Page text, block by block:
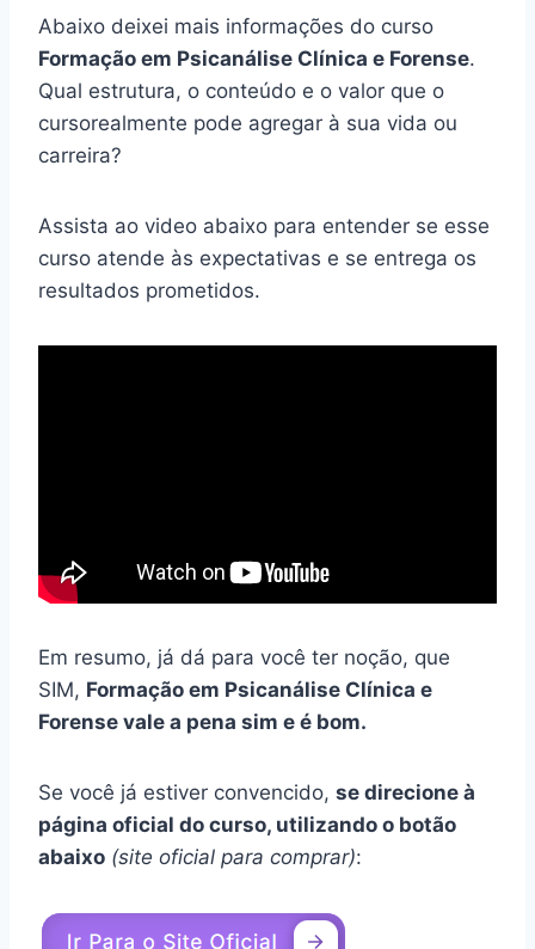
Abaixo deixei mais informações do curso
Formação em Psicanálise Clínica e Forense.
Qual estrutura, o conteúdo e o valor que o
cursorealmente pode agregar à sua vida ou
carreira?
Assista ao video abaixo para entender se esse
curso atende às expectativas e se entrega os
resultados prometidos.
Em resumo, já dá para você ter noção, que
SIM, Formação em Psicanálise Clínica e
Forense vale a pena sim e é bom.
Se você já estiver convencido, se direcione à
página oficial do curso, utilizando o botão
abaixo (site oficial para comprar):